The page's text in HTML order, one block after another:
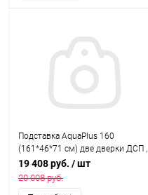
Подставка AquaPlus 160
(161*46*71 см) две дверки ДСП ,
дуб сонома, собранная,
подходит для модели
аквариума LUX П540
19 408 руб. / шт
20 008 руб.